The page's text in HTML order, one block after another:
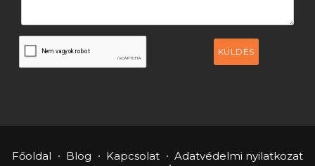
KÜLDÉS
Főoldal Blog Kapcsolat Adatvédelmi nyilatkozat